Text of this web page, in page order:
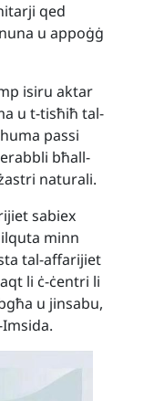
qed
u appoġġ
isiru aktar
u t-tisħiħ tal-
passi
bħall-
naturali.
sabiex
minn
tal-affarijiet
li ċ-ċentri li
u jinsabu,